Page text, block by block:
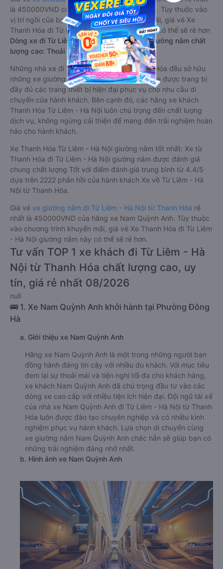
là 450000VND của hãng xe Nam Quỳnh Anh. Tùy thuộc vào
vị trí ngồi của bạn và chương trình khuyến mãi, giá vé Xe
Thanh Hóa đi Từ Liêm - Hà Nội limousine này có thể sẽ rẻ hơn
Dòng xe đi Từ Liêm - Hà Nội từ Thanh Hóa giường nằm chất
lượng cao: Thoải mái, giá cả tốt nhất
Những nhà xe đi Từ Liêm - Hà Nội từ Thanh Hóa đều sở hữu
những xe giường nằm chất lượng cao. Trên xe được trang bị
đầy đủ các trang thiết bị hiện đại phục vụ cho nhu cầu di
chuyển của hành khách. Bên cạnh đó, các hãng xe khách
Thanh Hóa Từ Liêm - Hà Nội luôn chú trọng đến chất lượng
dịch vụ, không ngừng cải thiện để mang đến trải nghiệm hoàn
hảo cho hành khách.
Xe Thanh Hóa Từ Liêm - Hà Nội giường nằm tốt nhất: Xe từ
Thanh Hóa đi Từ Liêm - Hà Nội giường nằm được đánh giá
chung chất lượng Tốt với điểm đánh giá trung bình từ 4.4/5
dựa trên 2222 phản hồi của hành khách Xe về Từ Liêm - Hà
Nội từ Thanh Hóa.
Giá vé xe giường nằm đi Từ Liêm - Hà Nội từ Thanh Hóa rẻ
nhất là 450000VND của hãng xe Nam Quỳnh Anh. Tùy thuộc
vào chương trình khuyến mãi, giá vé Xe Thanh Hóa đi Từ Liêm
- Hà Nội giường nằm này có thể sẽ rẻ hơn.
Tư vấn TOP 1 xe khách đi Từ Liêm - Hà
Nội từ Thanh Hóa chất lượng cao, uy
tín, giá rẻ nhất 08/2026
null
🚌 1. Xe Nam Quỳnh Anh khởi hành tại Phường Đông
Hà
a. Giới thiệu xe Nam Quỳnh Anh
Hãng xe Nam Quỳnh Anh là một trong những người bạn
đồng hành đáng tin cậy với nhiều du khách. Với mục tiêu
đem lại sự thoải mái và tiện nghi tối đa cho khách hàng,
xe khách Nam Quỳnh Anh đã chú trọng đầu tư vào các
dòng xe cao cấp với nhiều tiện ích hiện đại. Đội ngũ tài xế
của nhà xe Nam Quỳnh Anh đi Từ Liêm - Hà Nội từ Thanh
Hóa luôn được đào tạo chuyên nghiệp và có nhiều kinh
nghiệm phục vụ hành khách. Lựa chọn di chuyển cùng
xe giường nằm Nam Quỳnh Anh chắc hẳn sẽ giúp bạn có
những trải nghiệm đáng nhớ nhất.
b. Hình ảnh xe Nam Quỳnh Anh